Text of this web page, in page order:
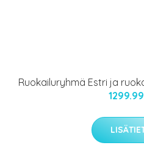
Ruokailuryhmä Estri ja